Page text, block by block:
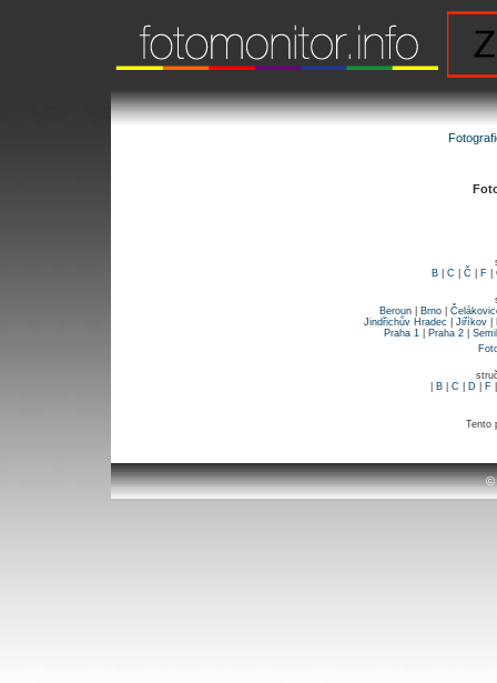
B
C Č F
Beroun| Brno|
Jindřichův Hradec
Jiříkov
Praha 1
Praha 2
B| C D F
Tento
©